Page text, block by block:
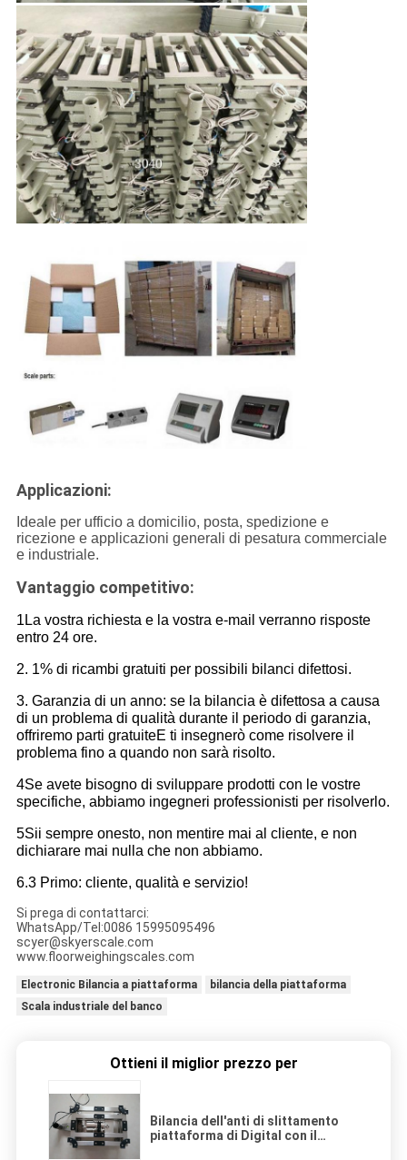
Applicazioni:
Ideale per ufficio a domicilio, posta, spedizione e
ricezione e applicazioni generali di pesatura commerciale
e industriale.
Vantaggio competitivo:
1La vostra richiesta e la vostra e-mail verranno risposte
entro 24 ore.
2. 1% di ricambi gratuiti per possibili bilanci difettosi.
3. Garanzia di un anno: se la bilancia è difettosa a causa
di un problema di qualità durante il periodo di garanzia,
offriremo parti gratuiteE ti insegnerò come risolvere il
problema fino a quando non sarà risolto.
4Se avete bisogno di sviluppare prodotti con le vostre
specifiche, abbiamo ingegneri professionisti per risolverlo.
5Sii sempre onesto, non mentire mai al cliente, e non
dichiarare mai nulla che non abbiamo.
6.3 Primo: cliente, qualità e servizio!
Si prega di contattarci:
WhatsApp/Tel:0086 15995095496
scyer@skyerscale.com
www.floorweighingscales.com
Electronic Bilancia a piattaforma
bilancia della piattaforma
Scala industriale del banco
Ottieni il miglior prezzo per
Bilancia dell'anti di slittamento
piattaforma di Digital con il